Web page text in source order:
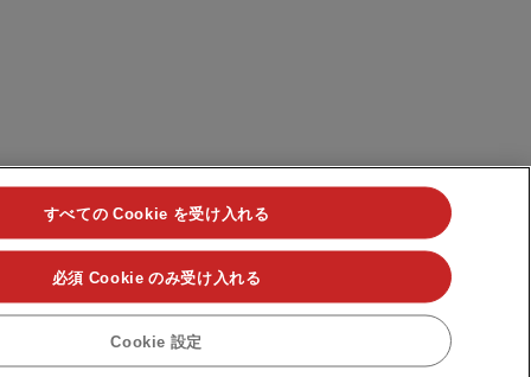
、Park Plaza、Park Inn、Country Inn & Suites、Prize by
すべての Cookie を受け入れる
必須 Cookie のみ受け入れる
Cookie 設定